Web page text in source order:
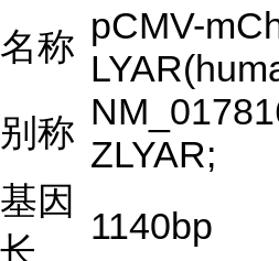
名称 pCMV-
别称
ZLYAR;
基因
长
1140bp